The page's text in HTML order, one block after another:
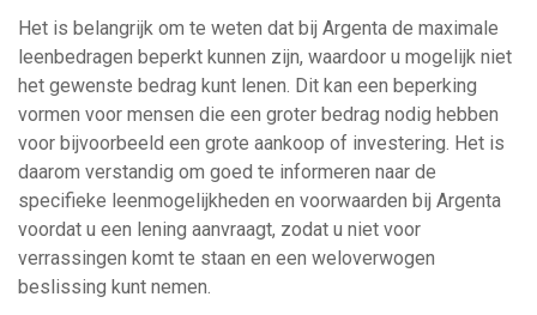
Het is belangrijk om te weten dat bij Argenta de maximale
leenbedragen beperkt kunnen zijn, waardoor u mogelijk niet
het gewenste bedrag kunt lenen. Dit kan een beperking
vormen voor mensen die een groter bedrag nodig hebben
voor bijvoorbeeld een grote aankoop of investering. Het is
daarom verstandig om goed te informeren naar de
specifieke leenmogelijkheden en voorwaarden bij Argenta
voordat u een lening aanvraagt, zodat u niet voor
verrassingen komt te staan en een weloverwogen
beslissing kunt nemen.